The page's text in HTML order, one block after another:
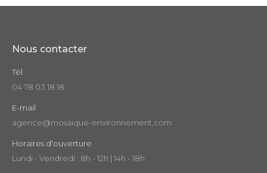
Nous contacter
Tél
04 78 03 18 18
E-mail
agence@mosaique-environnement.com
Horaires d'ouverture
Lundi - Vendredi : 8h - 12h | 14h - 18h